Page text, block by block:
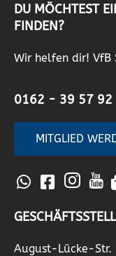
DU MÖCHTEST
FINDEN?
Wir helfen dir! VfB
0162 - 39 57 92
MITGLIED
August-Lücke-Str.